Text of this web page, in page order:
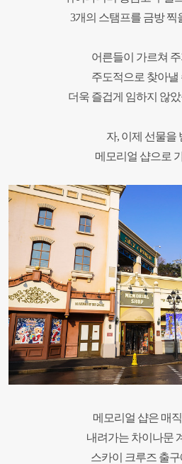
3개의 스탬프를 금방 찍
어른들이 가르쳐
주도적으로 찾아낼
더욱 즐겁게 임하지 않
자, 이제 선물을
메모리얼 샵으로
메모리얼 샵은 매
내려가는 차이나문
스카이 크루즈 출